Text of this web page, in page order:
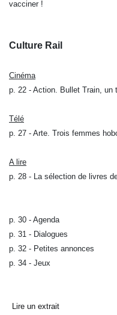
vacciner !
Culture Rail
Cinéma
p. 22 - Action. Bullet Train, un
Télé
p. 27 - Arte. Trois femmes
A lire
p. 28 - La sélection de livres
p. 30 - Agenda
p. 31 - Dialogues
p. 32 - Petites annonces
p. 34 - Jeux
Lire un extrait